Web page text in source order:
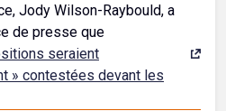
Jody Wilson-Raybould, a
de presse que
seraient
» contestées devant les